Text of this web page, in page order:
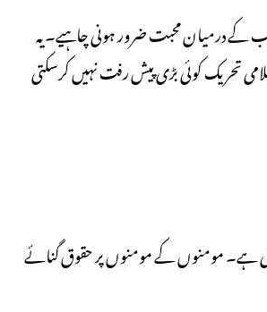
درمیان محبت ضرور ہونی چاہیے۔ یہ
تحریک کوئی بڑی پیش رفت نہیں کرسکتی
ہے۔ مومنوں کے مومنوں پر حقوق گنائے